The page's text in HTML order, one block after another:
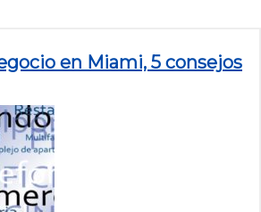
en Miami, 5 consejos